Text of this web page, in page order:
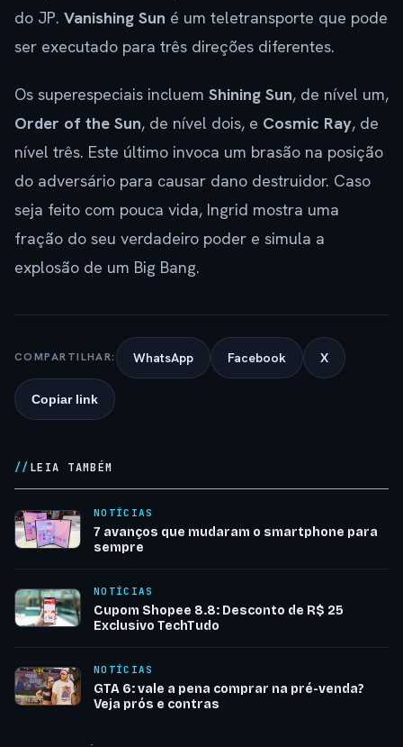
do JP. Vanishing Sun é um teletransporte que pode
ser executado para três direções diferentes.
Os superespeciais incluem Shining Sun, de nível um,
Order of the Sun, de nível dois, e Cosmic Ray, de
nível três. Este último invoca um brasão na posição
do adversário para causar dano destruidor. Caso
seja feito com pouca vida, Ingrid mostra uma
fração do seu verdadeiro poder e simula a
explosão de um Big Bang.
COMPARTILHAR: WhatsApp Facebook X
Copiar link
LEIA TAMBÉM
NOTÍCIAS
7 avanços que mudaram o smartphone para
sempre
NOTÍCIAS
Cupom Shopee 8.8: Desconto de R$ 25
Exclusivo TechTudo
NOTÍCIAS
GTA 6: vale a pena comprar na pré-venda?
Veja prós e contras